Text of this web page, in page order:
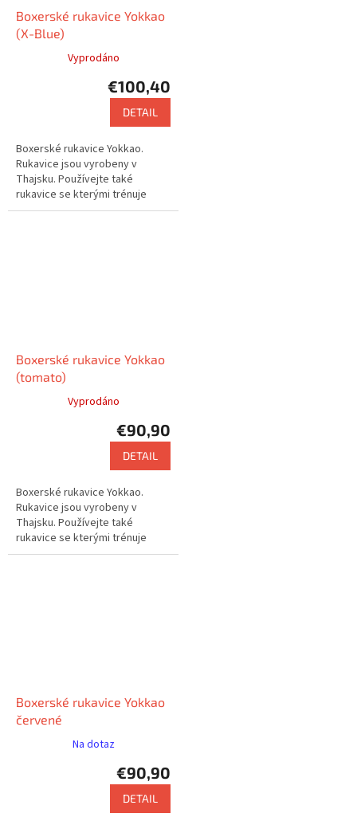
Boxerské rukavice Yokkao
(X-Blue)
Vyprodáno
€100,40
DETAIL
Boxerské rukavice Yokkao.
Rukavice jsou vyrobeny v
Thajsku. Používejte také
rukavice se kterými trénuje
např. Saenchai nebo Buakaw.
Boxerské rukavice Yokkao
(tomato)
Vyprodáno
€90,90
DETAIL
Boxerské rukavice Yokkao.
Rukavice jsou vyrobeny v
Thajsku. Používejte také
rukavice se kterými trénuje
např. Saenchai nebo Buakaw.
Boxerské rukavice Yokkao
červené
Na dotaz
€90,90
DETAIL